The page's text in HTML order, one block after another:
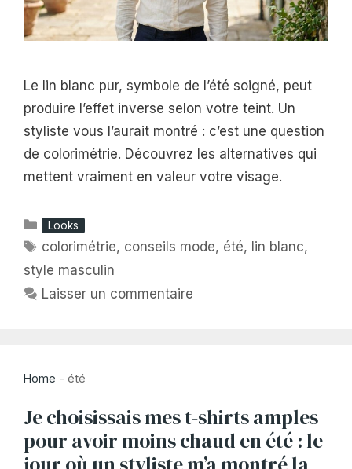
Le lin blanc pur, symbole de l’été soigné, peut
produire l’effet inverse selon votre teint. Un
styliste vous l’aurait montré : c’est une question
de colorimétrie. Découvrez les alternatives qui
mettent vraiment en valeur votre visage.
Catégories
Looks
Étiquettes
colorimétrie, conseils mode, été, lin blanc,
style masculin
Laisser un commentaire
Home - été
Je choisissais mes t-shirts amples
pour avoir moins chaud en été : le